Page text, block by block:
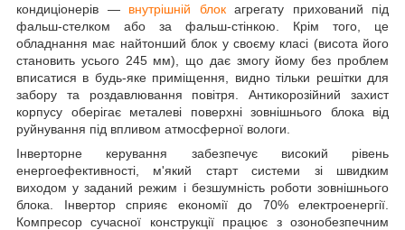
кондиціонерів — внутрішній блокагрегату прихований під
фальш-стелком або за фальш-стінкою. Крім того, це
обладнання має найтонший блок у своєму класі (висота його
становить усього 245 мм), що дає змогу йому без проблем
вписатися в будь-яке приміщення, видно тільки решітки для
забору та роздавлювання повітря. Антикорозійний захист
корпусу оберігає металеві поверхні зовнішнього блока від
руйнування під впливом атмосферної вологи.
Інверторне керування забезпечує високий рівень
енергоефективності, м'який старт системи зі швидким
виходом у заданий режим і безшумність роботи зовнішнього
блока. Інвертор сприяє економії до 70% електроенергії.
Компресор сучасної конструкції працює з озонобезпечним